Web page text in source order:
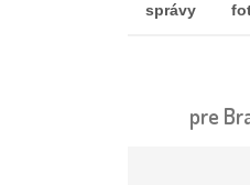
správy
pre